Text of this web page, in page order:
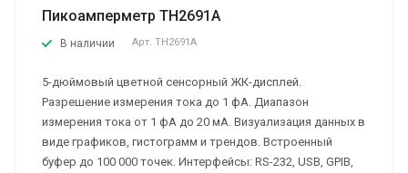
Пикоамперметр TH2691A
В наличии Арт. TH2691A
5-дюймовый цветной сенсорный ЖК-дисплей.
Разрешение измерения тока до 1 фА. Диапазон
измерения тока от 1 фА до 20 мА. Визуализация данных в
виде графиков, гистограмм и трендов. Встроенный
буфер до 100 000 точек. Интерфейсы: RS-232, USB, GPIB,